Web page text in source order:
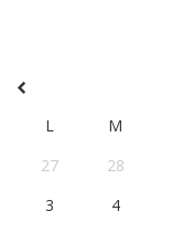
L M
27
28
3
4